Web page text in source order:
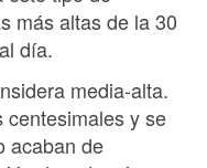
más altas de la 30
día.
media-alta.
centesimales y se
acaban de